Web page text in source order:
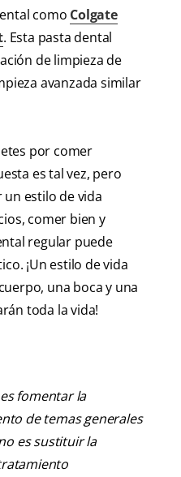
como Colgate
. Esta pasta dental
de limpieza de
avanzada similar
por comer
es tal vez, pero
un estilo de vida
comer bien y
regular puede
¡Un estilo de vida
una boca y una
toda la vida!
fomentar la
de temas generales
es sustituir la